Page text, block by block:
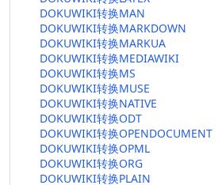
DOKUWIKI转换MAN
DOKUWIKI转换MARKDOWN
DOKUWIKI转换MARKUA
DOKUWIKI转换MEDIAWIKI
DOKUWIKI转换MS
DOKUWIKI转换MUSE
DOKUWIKI转换NATIVE
DOKUWIKI转换ODT
DOKUWIKI转换OPENDOCUMENT
DOKUWIKI转换OPML
DOKUWIKI转换ORG
DOKUWIKI转换PLAIN